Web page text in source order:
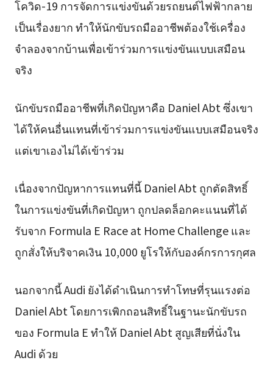
โควิด-19 การจัดการแข่งขันด้วยรถยนต์ไฟฟ้ากลาย
เป็นเรื่องยาก ทำให้นักขับรถมืออาชีพต้องใช้เครื่อง
จำลองจากบ้านเพื่อเข้าร่วมการแข่งขันแบบเสมือน
จริง
นักขับรถมืออาชีพที่เกิดปัญหาคือ Daniel Abt ซึ่งเขา
ได้ให้คนอื่นแทนที่เข้าร่วมการแข่งขันแบบเสมือนจริง
แต่เขาเองไม่ได้เข้าร่วม
เนื่องจากปัญหาการแทนที่นี้ Daniel Abt ถูกตัดสิทธิ์
ในการแข่งขันที่เกิดปัญหา ถูกปลดล็อกคะแนนที่ได้
รับจาก Formula E Race at Home Challenge และ
ถูกสั่งให้บริจาคเงิน 10,000 ยูโรให้กับองค์กรการกุศล
นอกจากนี้ Audi ยังได้ดำเนินการทำโทษที่รุนแรงต่อ
Daniel Abt โดยการเพิกถอนสิทธิ์ในฐานะนักขับรถ
ของ Formula E ทำให้ Daniel Abt สูญเสียที่นั่งใน
Audi ด้วย